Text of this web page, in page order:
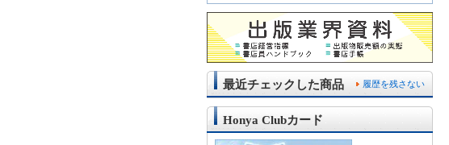
履歴を残さない
最近チェックした商品
Honya Clubカード